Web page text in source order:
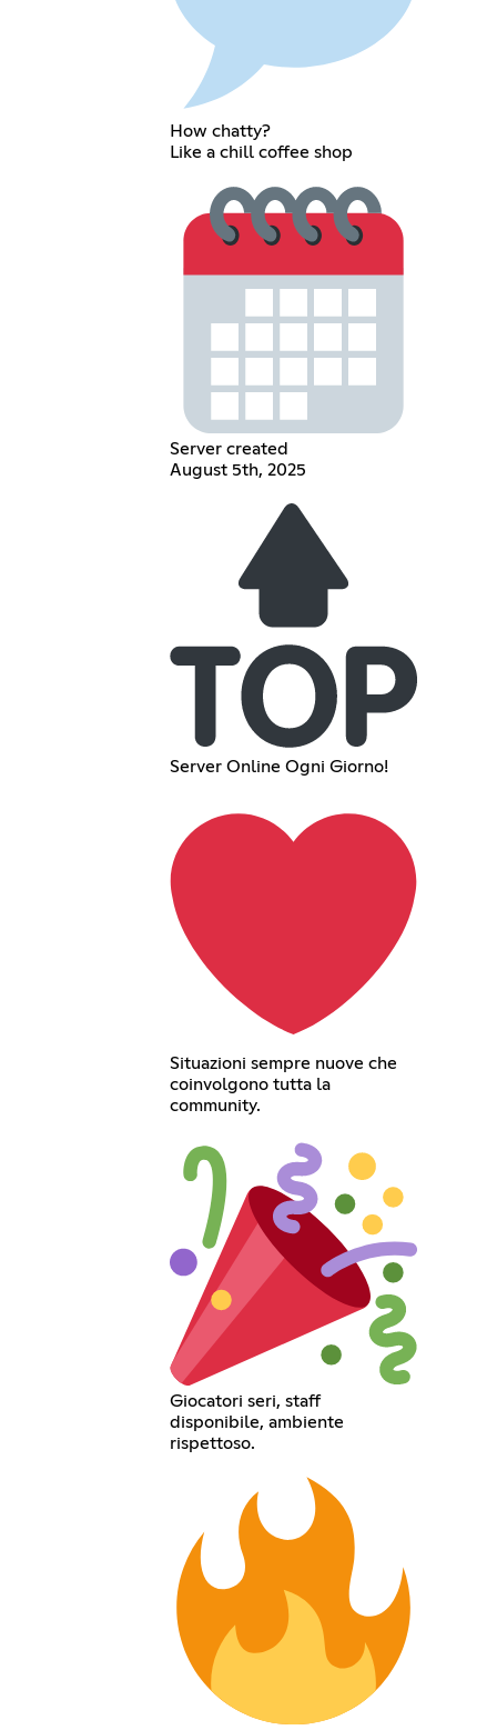
How chatty?
Like a chill coffee shop
Server created
August 5th, 2025
Server Online Ogni Giorno!
Situazioni sempre nuove che
coinvolgono tutta la
community.
Giocatori seri, staff
disponibile, ambiente
rispettoso.